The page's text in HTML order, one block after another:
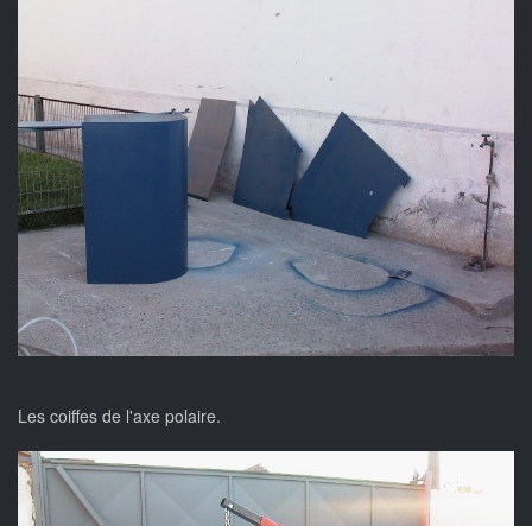
Les coiffes de l'axe polaire.